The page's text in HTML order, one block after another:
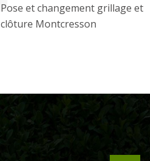
Pose et changement grillage et
clôture Montcresson